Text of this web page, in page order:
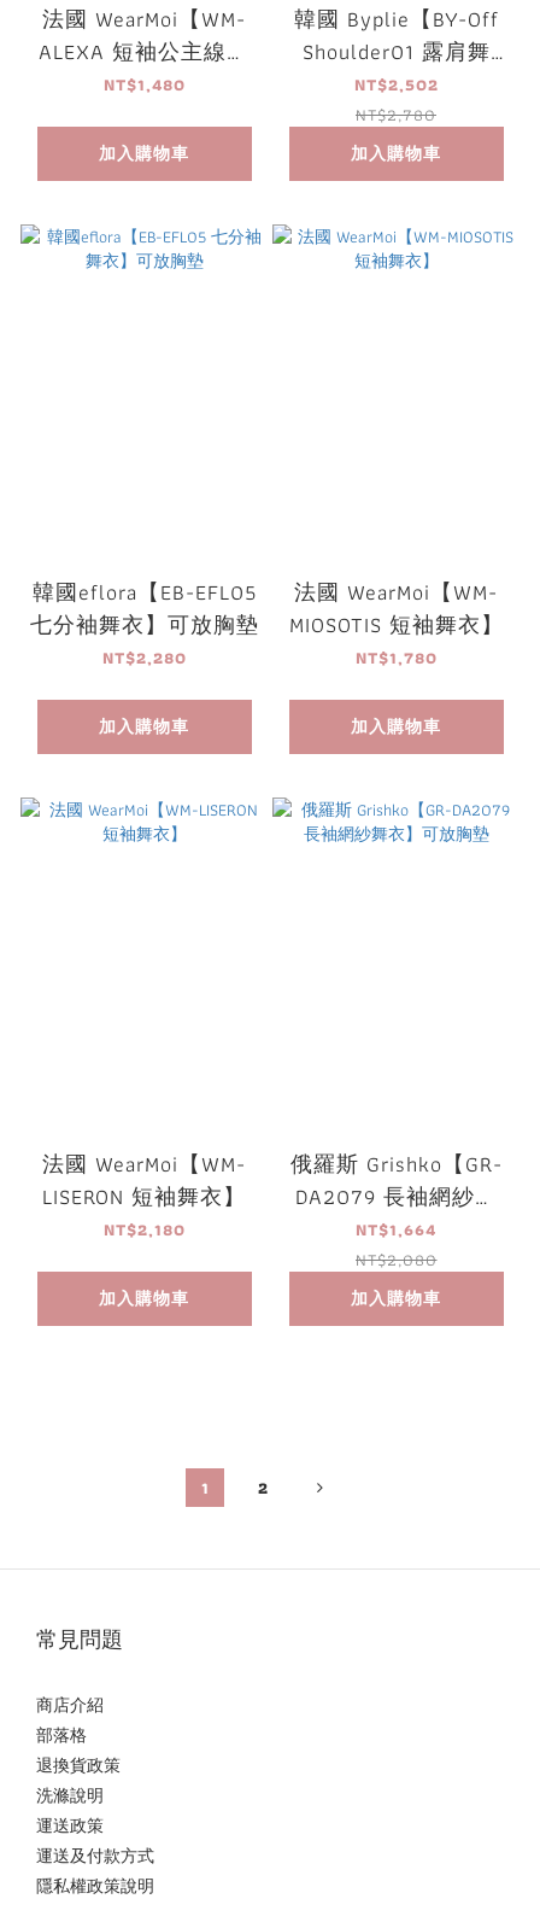
法國 WearMoi【WM-
ALEXA 短袖公主線舞
衣】
NT$1,480
加入購物車
韓國 Byplie【BY-Off
Shoulder01 露肩舞
衣】可放胸墊
NT$2,502
NT$2,780
加入購物車
韓國eflora【EB-EFL05
七分袖舞衣】可放胸墊
NT$2,280
加入購物車
法國 WearMoi【WM-
MIOSOTIS 短袖舞衣】
NT$1,780
加入購物車
法國 WearMoi【WM-
LISERON 短袖舞衣】
NT$2,180
加入購物車
俄羅斯 Grishko【GR-
DA2079 長袖網紗舞
衣】可放胸墊
NT$1,664
NT$2,080
加入購物車
1 2
常見問題
商店介紹
部落格
退換貨政策
洗滌說明
運送政策
運送及付款方式
隱私權政策說明